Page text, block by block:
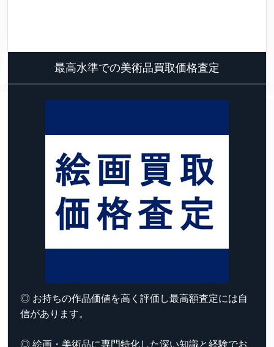
最高水準での美術品買取価格査定
◎ お持ちの作品価値を高く評価し最高額査定には自
信があります。
◎ 絵画・美術品に専門特化した深い知識と経験でお